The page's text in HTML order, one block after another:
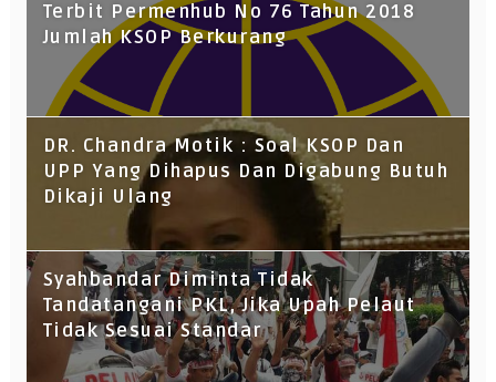
Terbit Permenhub No 76 Tahun 2018
Jumlah KSOP Berkurang
DR. Chandra Motik : Soal KSOP Dan
UPP Yang Dihapus Dan Digabung Butuh
Dikaji Ulang
Syahbandar Diminta Tidak
Tandatangani PKL, Jika Upah Pelaut
Tidak Sesuai Standar